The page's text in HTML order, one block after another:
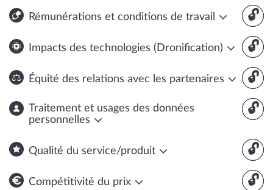
🔓
Rémunérations et conditions de travail
🔓
Impacts des technologies (Dronification)
🔓
Équité des relations avec les partenaires
🔓
Traitement et usages des données
personnelles
🔓
Qualité du service/produit
🔓
Compétitivité du prix